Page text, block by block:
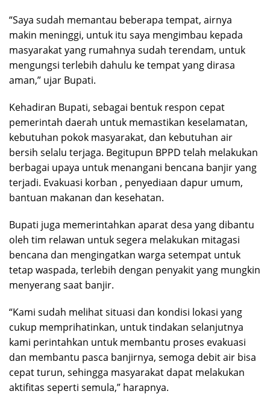
“Saya sudah memantau beberapa tempat, airnya
makin meninggi, untuk itu saya mengimbau kepada
masyarakat yang rumahnya sudah terendam, untuk
mengungsi terlebih dahulu ke tempat yang dirasa
aman,” ujar Bupati.
Kehadiran Bupati, sebagai bentuk respon cepat
pemerintah daerah untuk memastikan keselamatan,
kebutuhan pokok masyarakat, dan kebutuhan air
bersih selalu terjaga. Begitupun BPPD telah melakukan
berbagai upaya untuk menangani bencana banjir yang
terjadi. Evakuasi korban , penyediaan dapur umum,
bantuan makanan dan kesehatan.
Bupati juga memerintahkan aparat desa yang dibantu
oleh tim relawan untuk segera melakukan mitagasi
bencana dan mengingatkan warga setempat untuk
tetap waspada, terlebih dengan penyakit yang mungkin
menyerang saat banjir.
“Kami sudah melihat situasi dan kondisi lokasi yang
cukup memprihatinkan, untuk tindakan selanjutnya
kami perintahkan untuk membantu proses evakuasi
dan membantu pasca banjirnya, semoga debit air bisa
cepat turun, sehingga masyarakat dapat melakukan
aktifitas seperti semula,” harapnya.